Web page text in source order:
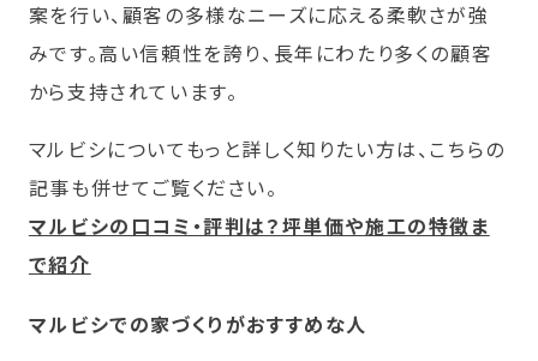
案を行い、顧客の多様なニーズに応える柔軟さが強
みです。高い信頼性を誇り、長年にわたり多くの顧客
から支持されています。
マルビシについてもっと詳しく知りたい方は、こちらの
記事も併せてご覧ください。
マルビシの口コミ・評判は？坪単価や施工の特徴ま
で紹介
マルビシでの家づくりがおすすめな人